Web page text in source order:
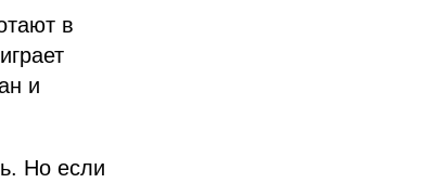
в
и
Но если